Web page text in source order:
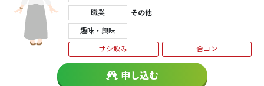
職業 その他
趣味・興味
サシ飲み 合コン
申し込む